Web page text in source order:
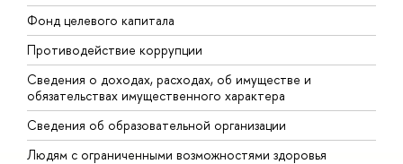
Фонд целевого капитала
Противодействие коррупции
Сведения о доходах, расходах, об имуществе и
обязательствах имущественного характера
Сведения об образовательной организации
Людям с ограниченными возможностями здоровья